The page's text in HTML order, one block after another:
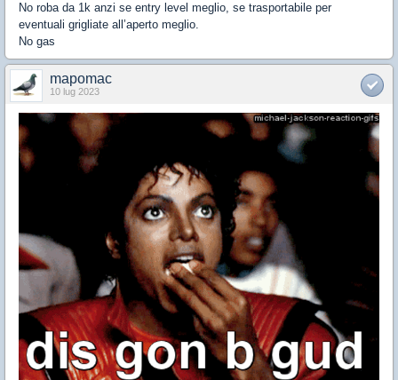
No roba da 1k anzi se entry level meglio, se trasportabile per
eventuali grigliate all’aperto meglio.
No gas
mapomac
10 lug 2023